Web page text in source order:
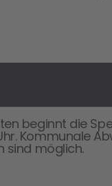
beginnt die
Kommunale
sind möglich.